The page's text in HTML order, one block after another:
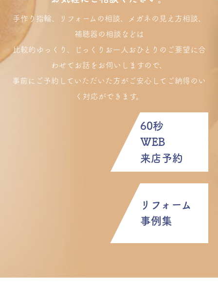
手作り指輪、リフォームの相談、メガネの見え方相談、
補聴器の相談などは
比較的ゆっくり、じっくりお一人おひとりのご要望に合
わせてお話をお伺いしますので、
事前にご予約していただいた方がご安心してご納得のい
く対応ができます。
60秒
WEB
来店予約
リフォーム
事例集